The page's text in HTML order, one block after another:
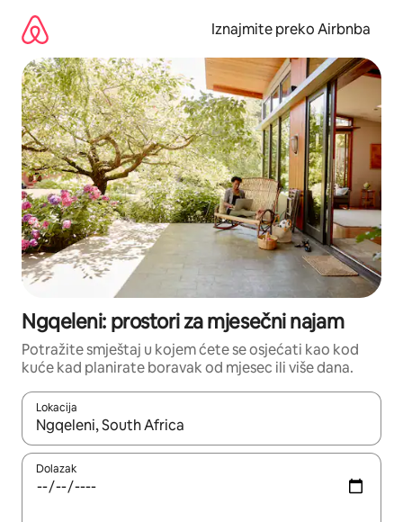
sadržaj
Iznajmite preko Airbnba
Ngqeleni: prostori za mjesečni najam
Potražite smještaj u kojem ćete se osjećati kao kod
kuće kad planirate boravak od mjesec ili više dana.
Lokacija
Kada budu dostupni rezultati, moći ćete ih pregledati
Dolazak